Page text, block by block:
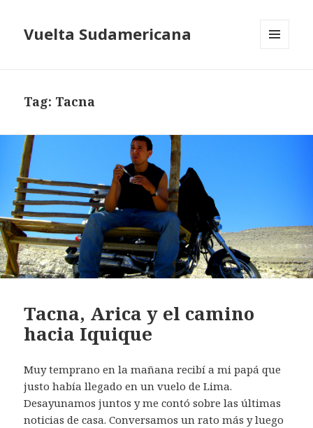
Vuelta Sudamericana
Tag: Tacna
Tacna, Arica y el camino
hacia Iquique
Muy temprano en la mañana recibí a mi papá que
justo había llegado en un vuelo de Lima.
Desayunamos juntos y me contó sobre las últimas
noticias de casa. Conversamos un rato más y luego